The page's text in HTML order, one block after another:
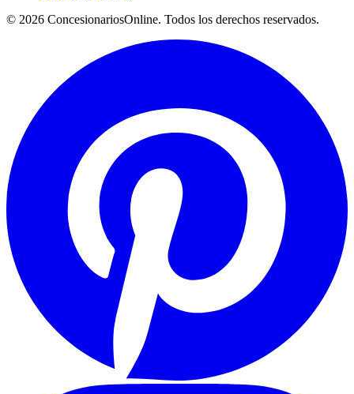
© 2026 ConcesionariosOnline. Todos los derechos reservados.